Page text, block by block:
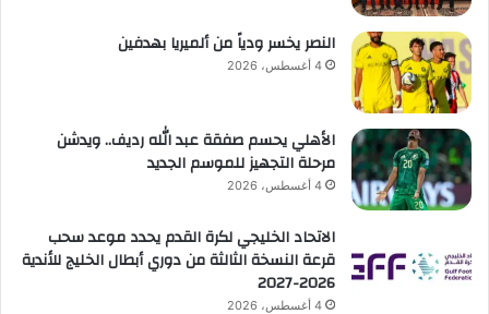
النصر يخسر ودياً من ألميريا بهدفين
4 أغسطس، 2026
الأهلي يحسم صفقة عبد الله رديف.. ويدشن
مرحلة التجهيز للموسم الجديد
4 أغسطس، 2026
الاتحاد الخليجي لكرة القدم يحدد موعد سحب
قرعة النسخة الثالثة من دوري أبطال الخليج للأندية
2026-2027
4 أغسطس، 2026